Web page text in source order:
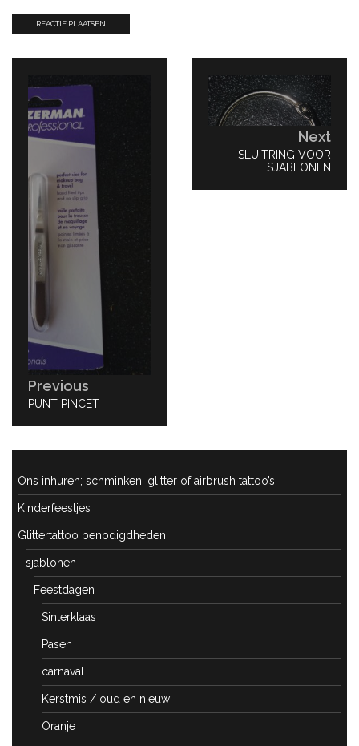
navigatie
Previous
PREVIOUS
PUNT PINCET
Next
NEXT
POST:
SLUITRING VOOR
SJABLONEN
Ons inhuren; schminken, glitter of airbrush tattoo’s
Kinderfeestjes
Glittertattoo benodigdheden
sjablonen
Feestdagen
Sinterklaas
Pasen
carnaval
Kerstmis / oud en nieuw
Oranje